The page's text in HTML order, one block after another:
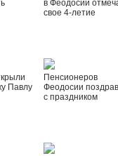
в Феодосии
свое 4-летие
Павлу
Пенсионеров
Феодосии
с праздником